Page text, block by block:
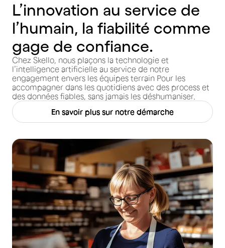
L’innovation au service de
l’humain, la fiabilité comme
gage de confiance.
Chez Skello, nous plaçons la technologie et
l’intelligence artificielle au service de notre
engagement envers les équipes terrain Pour les
accompagner dans les quotidiens avec des process et
des données fiables, sans jamais les déshumaniser.
En savoir plus sur notre démarche